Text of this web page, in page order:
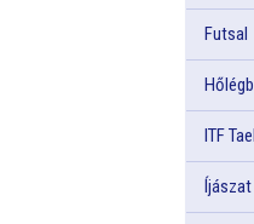
Futsal
ITF
Íjászat